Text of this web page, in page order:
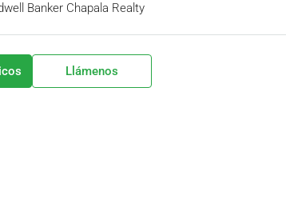
Banker Chapala Realty
Llámenos